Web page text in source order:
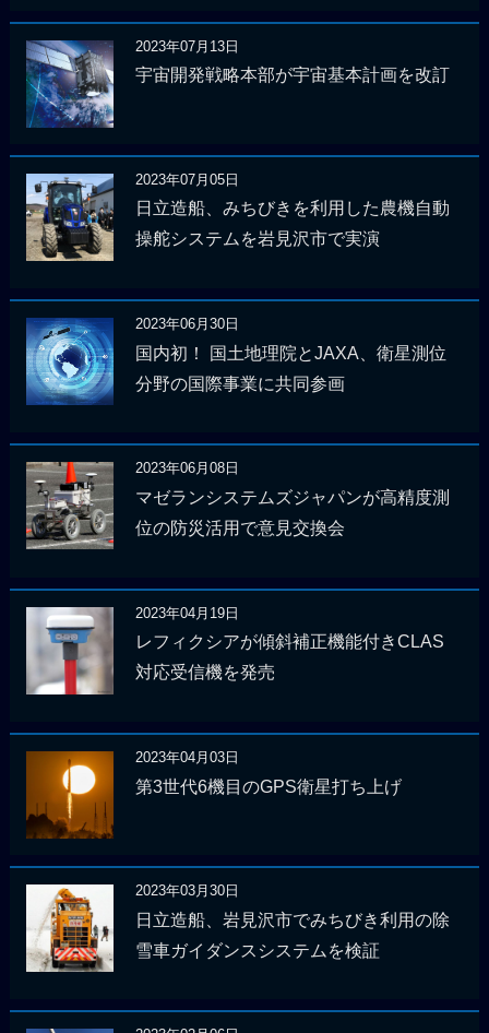
2023年07月13日
宇宙開発戦略本部が宇宙基本計画を改訂
2023年07月05日
日立造船、みちびきを利用した農機自動
操舵システムを岩見沢市で実演
2023年06月30日
国内初！ 国土地理院とJAXA、衛星測位
分野の国際事業に共同参画
2023年06月08日
マゼランシステムズジャパンが高精度測
位の防災活用で意見交換会
2023年04月19日
レフィクシアが傾斜補正機能付きCLAS
対応受信機を発売
2023年04月03日
第3世代6機目のGPS衛星打ち上げ
2023年03月30日
日立造船、岩見沢市でみちびき利用の除
雪車ガイダンスシステムを検証